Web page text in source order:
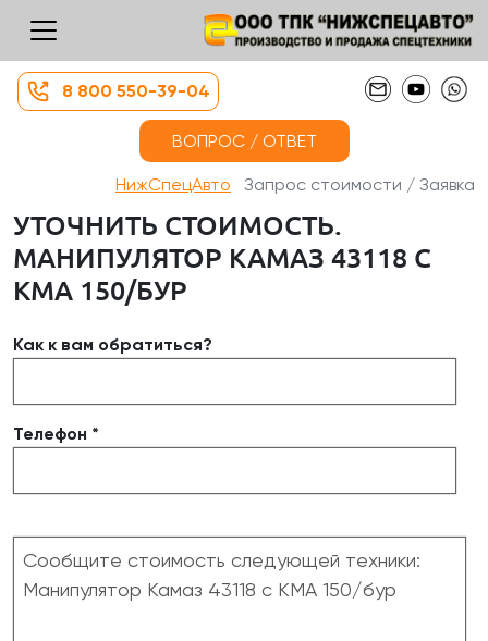
8 800 550-39-04
ВОПРОС / ОТВЕТ
НижСпецАвто Запрос стоимости / Заявка
УТОЧНИТЬ СТОИМОСТЬ.
МАНИПУЛЯТОР КАМАЗ 43118 С
КМА 150/БУР
Как к вам обратиться?
Телефон *